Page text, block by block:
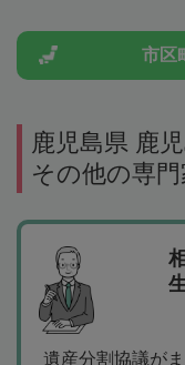
市区
鹿児島県 鹿
その他の専門
遺産分割協議が